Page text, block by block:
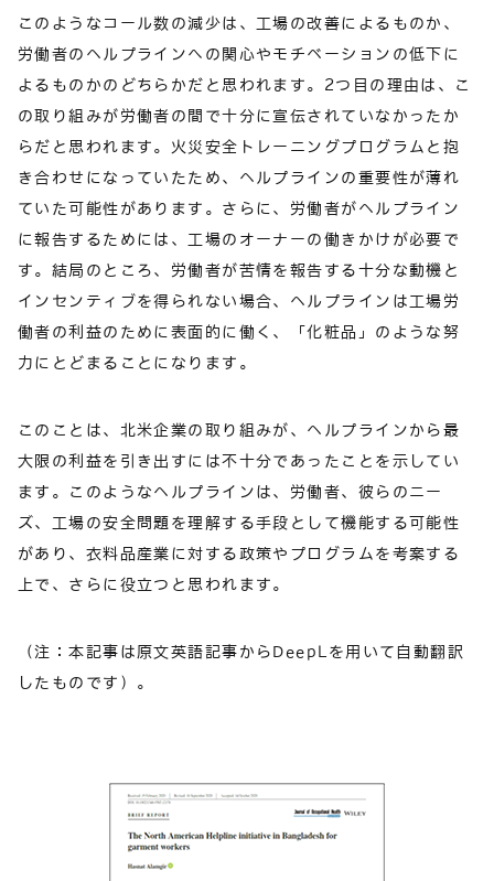
このようなコール数の減少は、工場の改善によるものか、
労働者のヘルプラインへの関心やモチベーションの低下に
よるものかのどちらかだと思われます。2つ目の理由は、こ
の取り組みが労働者の間で十分に宣伝されていなかったか
らだと思われます。火災安全トレーニングプログラムと抱
き合わせになっていたため、ヘルプラインの重要性が薄れ
ていた可能性があります。さらに、労働者がヘルプライン
に報告するためには、工場のオーナーの働きかけが必要で
す。結局のところ、労働者が苦情を報告する十分な動機と
インセンティブを得られない場合、ヘルプラインは工場労
働者の利益のために表面的に働く、「化粧品」のような努
力にとどまることになります。
このことは、北米企業の取り組みが、ヘルプラインから最
大限の利益を引き出すには不十分であったことを示してい
ます。このようなヘルプラインは、労働者、彼らのニー
ズ、工場の安全問題を理解する手段として機能する可能性
があり、衣料品産業に対する政策やプログラムを考案する
上で、さらに役立つと思われます。
（注：本記事は原文英語記事からDeepLを用いて自動翻訳
したものです）。